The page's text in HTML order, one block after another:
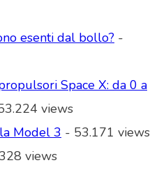
esenti dal bollo? -
Space X: da 0 a
views
Model 3 - 53.171 views
views